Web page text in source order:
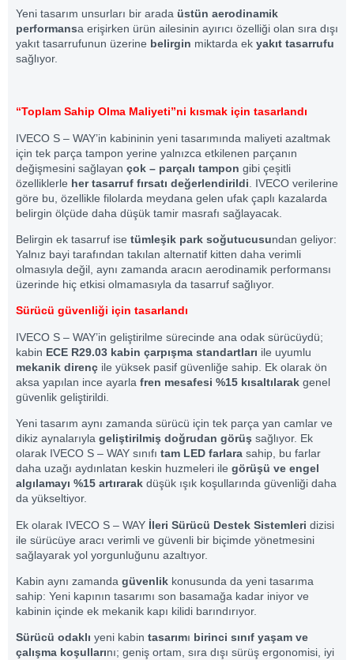
Yeni tasarım unsurları bir arada üstün aerodinamik
performansa erişirken ürün ailesinin ayırıcı özelliği olan sıra dışı
yakıt tasarrufunun üzerine belirgin miktarda ek yakıt tasarrufu
sağlıyor.
“Toplam Sahip Olma Maliyeti”ni kısmak için tasarlandı
IVECO S – WAY’in kabininin yeni tasarımında maliyeti azaltmak
için tek parça tampon yerine yalnızca etkilenen parçanın
değişmesini sağlayan çok – parçalı tampon gibi çeşitli
özelliklerle her tasarruf fırsatı değerlendirildi . IVECO verilerine
göre bu, özellikle filolarda meydana gelen ufak çaplı kazalarda
belirgin ölçüde daha düşük tamir masrafı sağlayacak.
Belirgin ek tasarruf ise tümleşik park soğutucusundan geliyor:
Yalnız bayi tarafından takılan alternatif kitten daha verimli
olmasıyla değil, aynı zamanda aracın aerodinamik performansı
üzerinde hiç etkisi olmamasıyla da tasarruf sağlıyor.
Sürücü güvenliği için tasarlandı
IVECO S – WAY’in geliştirilme sürecinde ana odak sürücüydü;
kabin ECE R29.03 kabin çarpışma standartları ile uyumlu
mekanik direnç ile yüksek pasif güvenliğe sahip. Ek olarak ön
aksa yapılan ince ayarla fren mesafesi %15 kısaltılarak genel
güvenlik geliştirildi.
Yeni tasarım aynı zamanda sürücü için tek parça yan camlar ve
dikiz aynalarıyla geliştirilmiş doğrudan görüş sağlıyor. Ek
olarak IVECO S – WAY sınıfı tam LED farlara sahip, bu farlar
daha uzağı aydınlatan keskin huzmeleri ile görüşü ve engel
algılamayı %15 artırarak düşük ışık koşullarında güvenliği daha
da yükseltiyor.
Ek olarak IVECO S – WAY İleri Sürücü Destek Sistemleri dizisi
ile sürücüye aracı verimli ve güvenli bir biçimde yönetmesini
sağlayarak yol yorgunluğunu azaltıyor.
Kabin aynı zamanda güvenlik konusunda da yeni tasarıma
sahip: Yeni kapının tasarımı son basamağa kadar iniyor ve
kabinin içinde ek mekanik kapı kilidi barındırıyor.
Sürücü odaklı yeni kabin tasarımı birinci sınıf yaşam ve
çalışma koşullarını; geniş ortam, sıra dışı sürüş ergonomisi, iyi